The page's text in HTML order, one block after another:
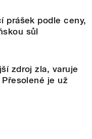
prášek podle ceny,
sůl
zdroj zla, varuje
je už